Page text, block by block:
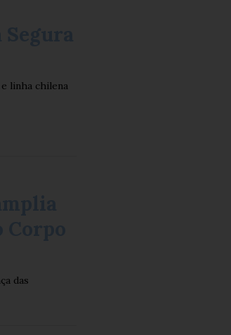
linha chilena
das